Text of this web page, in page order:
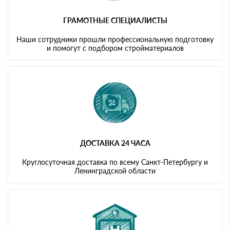
ГРАМОТНЫЕ СПЕЦИАЛИСТЫ
Наши сотрудники прошли профессиональную подготовку
и помогут с подбором стройматериалов
ДОСТАВКА 24 ЧАСА
Круглосуточная доставка по всему Санкт-Петербургу и
Ленинградской области